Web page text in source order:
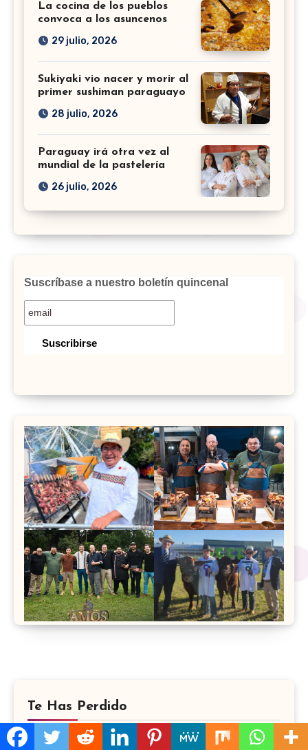
La cocina de los pueblos
convoca a los asuncenos
29 julio, 2026
Sukiyaki vio nacer y morir al
primer sushiman paraguayo
28 julio, 2026
Paraguay irá otra vez al
mundial de la pastelería
26 julio, 2026
Suscríbase a nuestro boletín quincenal
Te Has Perdido